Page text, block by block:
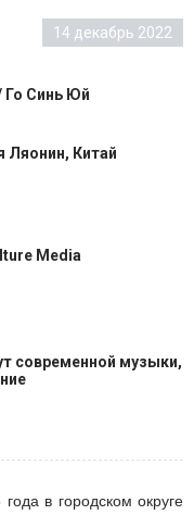
14 декабрь 2022
Го Синь Юй
Ляонин, Китай
Mediа
современной музыки,
в городском округе